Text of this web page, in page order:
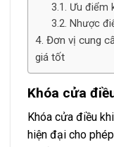
Ưu điểm
Nhược
Đơn vị cung
giá tốt
Khóa cửa
Khóa cửa điều
hiện đại cho